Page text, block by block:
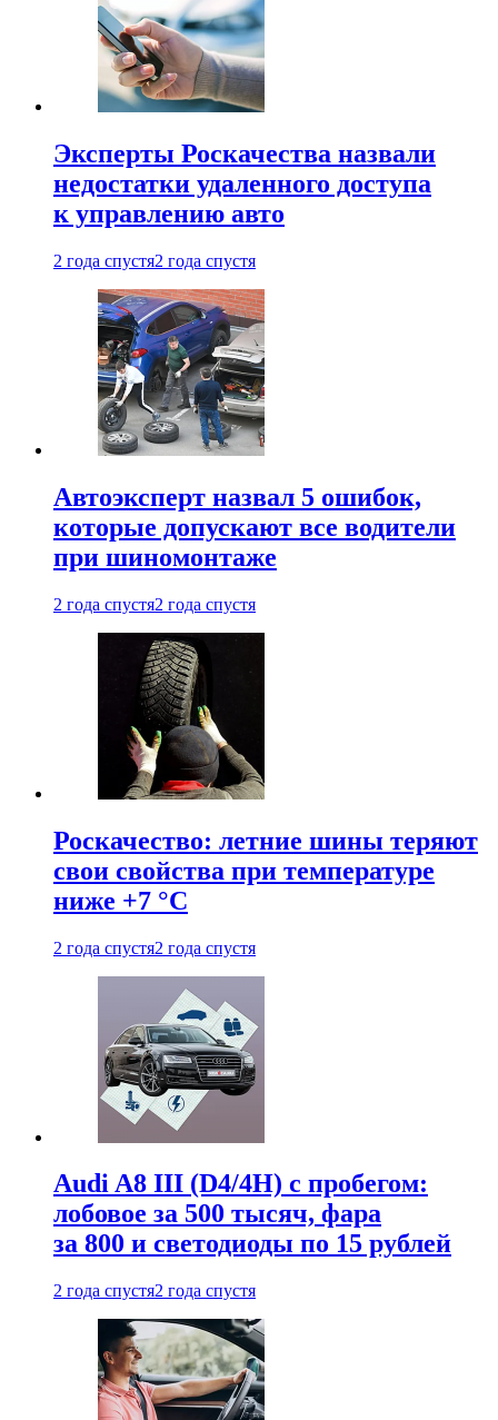
Эксперты Роскачества назвали
недостатки удаленного доступа
к управлению авто
2 года спустя2 года спустя
Автоэксперт назвал 5 ошибок,
которые допускают все водители
при шиномонтаже
2 года спустя2 года спустя
Роскачество: летние шины теряют
свои свойства при температуре
ниже +7 °C
2 года спустя2 года спустя
Audi A8 III (D4/4H) c пробегом:
лобовое за 500 тысяч, фара
за 800 и светодиоды по 15 рублей
2 года спустя2 года спустя